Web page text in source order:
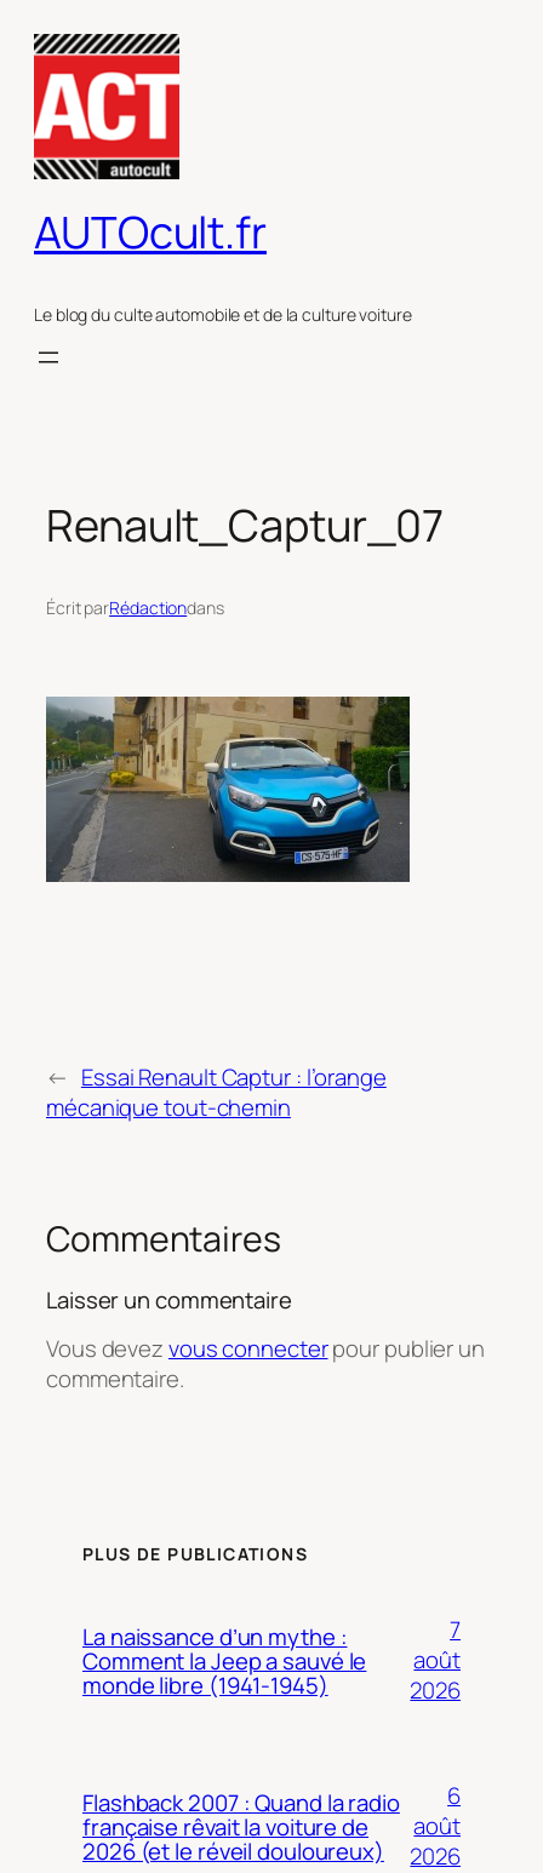
contenu
AUTOcult.fr
Le blog du culte automobile et de la culture voiture
Renault_Captur_07
Écrit parRédactiondans
← Essai Renault Captur : l’orange
mécanique tout-chemin
Commentaires
Laisser un commentaire
Vous devezvous connecterpour publier un
commentaire.
PLUS DE PUBLICATIONS
La naissance d’un mythe :
Comment la Jeep a sauvé le
monde libre (1941-1945)
7
août
2026
Flashback 2007 : Quand la radio
française rêvait la voiture de
2026 (et le réveil douloureux)
6
août
2026